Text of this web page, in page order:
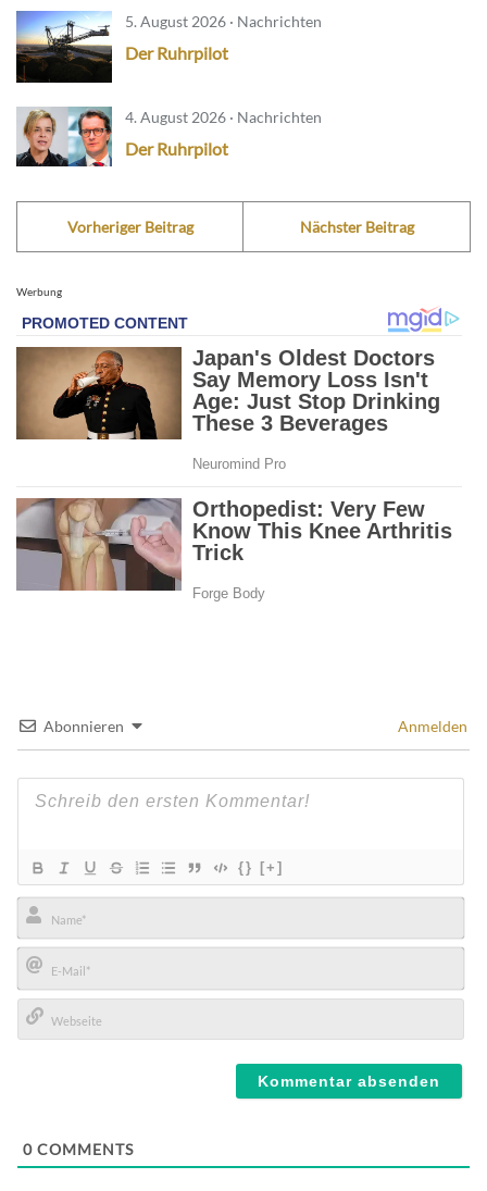
5. August 2026 · Nachrichten
Der Ruhrpilot
4. August 2026 · Nachrichten
Der Ruhrpilot
Vorheriger Beitrag Nächster Beitrag
Werbung
Abonnieren Anmelden
{} [+]
Name*
E-
Mail*
0 COMMENTS